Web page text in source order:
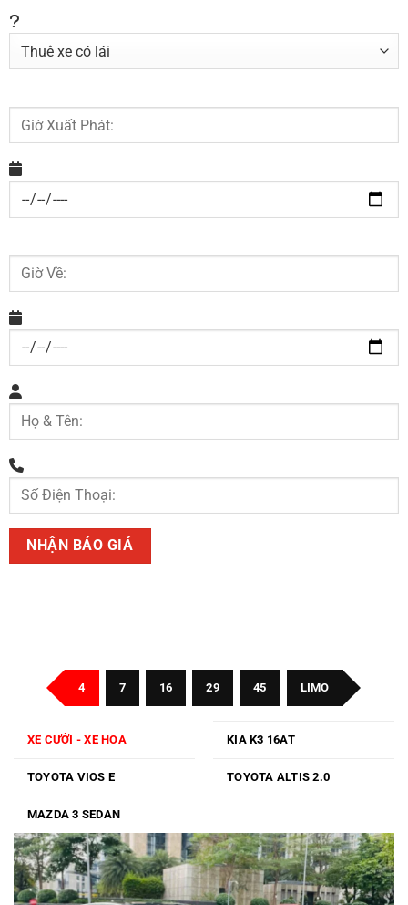
4 7 16 29 45 LIMO
XE CƯỚI - XE HOA KIA K3 16AT
TOYOTA VIOS E TOYOTA ALTIS 2.0
MAZDA 3 SEDAN